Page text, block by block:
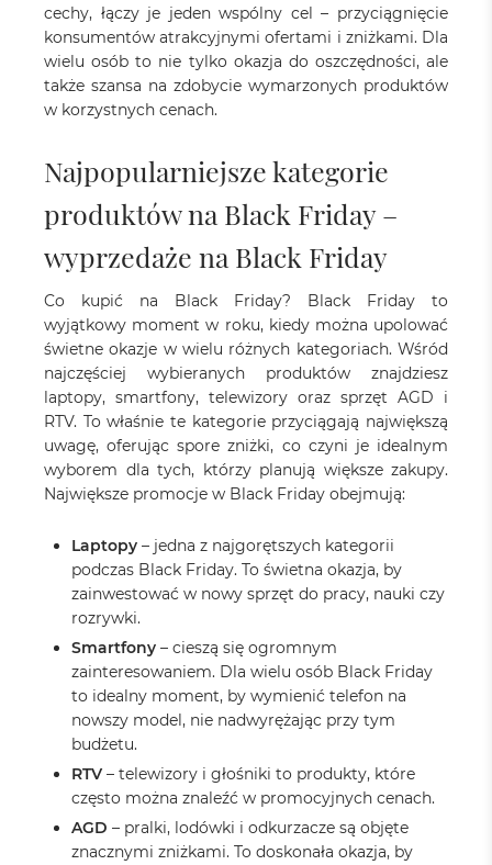
cechy, łączy je jeden wspólny cel – przyciągnięcie
konsumentów atrakcyjnymi ofertami i zniżkami. Dla
wielu osób to nie tylko okazja do oszczędności, ale
także szansa na zdobycie wymarzonych produktów
w korzystnych cenach.
Najpopularniejsze kategorie
produktów na Black Friday –
wyprzedaże na Black Friday
Co kupić na Black Friday? Black Friday to
wyjątkowy moment w roku, kiedy można upolować
świetne okazje w wielu różnych kategoriach. Wśród
najczęściej wybieranych produktów znajdziesz
laptopy, smartfony, telewizory oraz sprzęt AGD i
RTV. To właśnie te kategorie przyciągają największą
uwagę, oferując spore zniżki, co czyni je idealnym
wyborem dla tych, którzy planują większe zakupy.
Największe promocje w Black Friday obejmują:
Laptopy – jedna z najgorętszych kategorii
podczas Black Friday. To świetna okazja, by
zainwestować w nowy sprzęt do pracy, nauki czy
rozrywki.
Smartfony – cieszą się ogromnym
zainteresowaniem. Dla wielu osób Black Friday
to idealny moment, by wymienić telefon na
nowszy model, nie nadwyrężając przy tym
budżetu.
RTV – telewizory i głośniki to produkty, które
często można znaleźć w promocyjnych cenach.
AGD – pralki, lodówki i odkurzacze są objęte
znacznymi zniżkami. To doskonała okazja, by